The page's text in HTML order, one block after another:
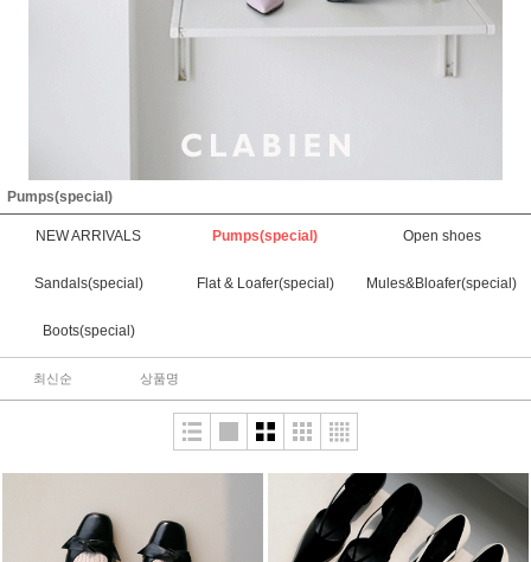
Pumps(special)
NEW ARRIVALS Pumps(special) Open shoes
Sandals(special) Flat & Loafer(special) Mules&Bloafer(special)
Boots(special)
최신순 상품명